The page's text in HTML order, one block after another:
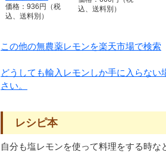
価格：936円（税
込、送料別）
込、送料別）
この他の無農薬レモンを楽天市場で検索
どうしても輸入レモンしか手に入らな
さい。
レシピ本
自分も塩レモンを使って料理をする時な